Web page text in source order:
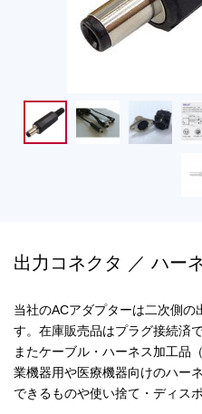
出力コネクタ ／ ハー
当社のACアダプターは二次側の
す。在庫販売品はプラグ接続済で
またケーブル・ハーネス加工品
業機器用や医療機器向けのハー
できるものや使い捨て・ディス